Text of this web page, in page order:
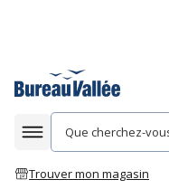
Afficher la navigation
Trouver mon magasin